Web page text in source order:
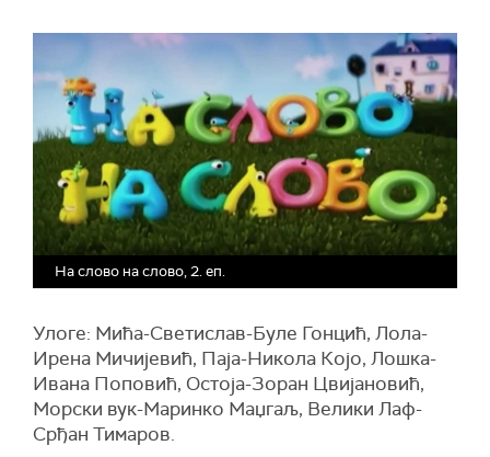
На слово на слово, 2. еп.
Улоге: Мића-Светислав-Буле Гонцић, Лола-
Ирена Мичијевић, Паја-Никола Којо, Лошка-
Ивана Поповић, Остоја-Зоран Цвијановић,
Морски вук-Маринко Маџгаљ, Велики Лаф-
Срђан Тимаров.